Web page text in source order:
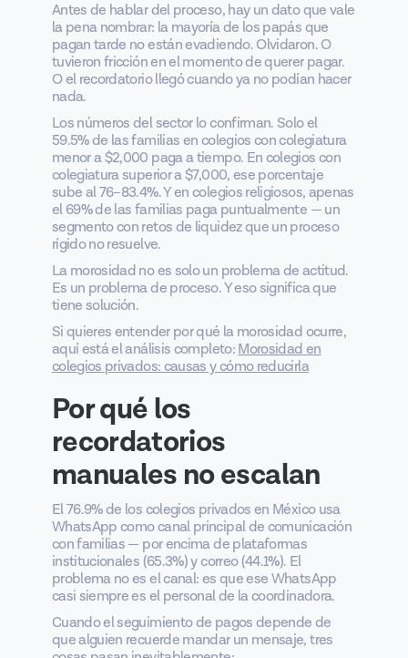
Antes de hablar del proceso, hay un dato que vale
la pena nombrar: la mayoría de los papás que
pagan tarde no están evadiendo. Olvidaron. O
tuvieron fricción en el momento de querer pagar.
O el recordatorio llegó cuando ya no podían hacer
nada.
Los números del sector lo confirman. Solo el
59.5% de las familias en colegios con colegiatura
menor a $2,000 paga a tiempo. En colegios con
colegiatura superior a $7,000, ese porcentaje
sube al 76–83.4%. Y en colegios religiosos, apenas
el 69% de las familias paga puntualmente — un
segmento con retos de liquidez que un proceso
rígido no resuelve.
La morosidad no es solo un problema de actitud.
Es un problema de proceso. Y eso significa que
tiene solución.
Si quieres entender por qué la morosidad ocurre,
aquí está el análisis completo:Morosidad en
colegios privados: causas y cómo reducirla
Por qué los
recordatorios
manuales no escalan
El 76.9% de los colegios privados en México usa
WhatsApp como canal principal de comunicación
con familias — por encima de plataformas
institucionales (65.3%) y correo (44.1%). El
problema no es el canal: es que ese WhatsApp
casi siempre es el personal de la coordinadora.
Cuando el seguimiento de pagos depende de
que alguien recuerde mandar un mensaje, tres